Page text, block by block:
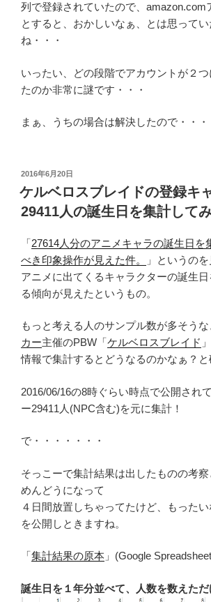
列で登録されていたので、amazon.com
とすると、おかしいなぁ、とは思ってい
ね・・・
いったい、どの段階でアカウントが２
たのか非常に謎です・・・
まぁ、うちの場合は解決したので・・・
投
稿
日:
2016年6月20日
ケルベロスブレイドの登録キ
29411人の誕生日を集計して
「27614人分のアニメキャラの誕生日を
べき印象操作が見えた件。
」というのを
アニメに出てくるキャラクターの誕生
る傾向が見えたというもの。
もっと考える人のサンプル数が多そうな
カー主催のPBW「ケルベロスブレイド
情報で集計するとどうなるのかなぁ？と
2016/06/16の8時ぐらい時点で公開され
ー29411人(NPC含む)を元に集計！
で・・・・・・・
そっこーで集計結果は出したものの考
めんどうになって
４日間放置しちゃってたけど、もった
を公開しときますね。
「集計結果の原本 」(Google
誕生日を１年分並べて、人数を数えた